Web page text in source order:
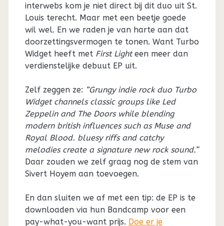
interwebs kom je niet direct bij dit duo uit St.
Louis terecht. Maar met een beetje goede
wil wel. En we raden je van harte aan dat
doorzettingsvermogen te tonen. Want Turbo
Widget heeft met First Lighteen meer dan
verdienstelijke debuut EP uit.
Zelf zeggen ze: “Grungy indie rock duo Turbo
Widget channels classic groups like Led
Zeppelin and The Doors while blending
modern british influences such as Muse and
Royal Blood. bluesy riffs and catchy
melodies create a signature new rock sound.”
Daar zouden we zelf graag nog de stem van
Sivert Hoyem aan toevoegen.
En dan sluiten we af met een tip: de EP is te
downloaden via hun Bandcamp voor een
pay-what-you-want prijs. Doe er je